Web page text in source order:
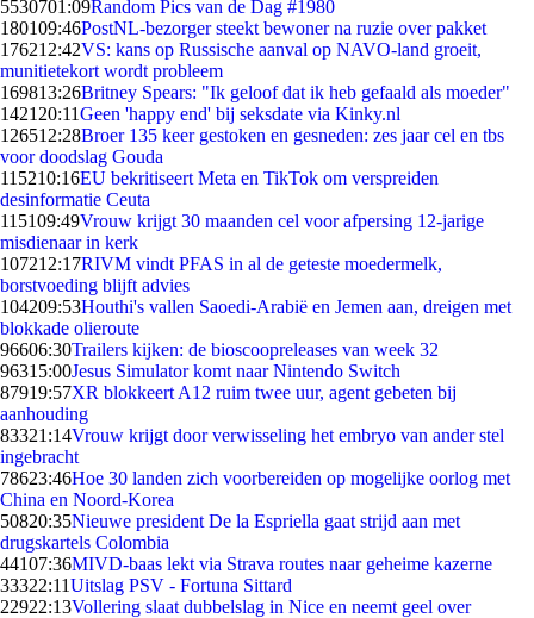
5530701:09Random Pics van de Dag #1980
180109:46PostNL-bezorger steekt bewoner na ruzie over pakket
176212:42VS: kans op Russische aanval op NAVO-land groeit,
munitietekort wordt probleem
169813:26Britney Spears: "Ik geloof dat ik heb gefaald als moeder"
1421 20:11Geen 'happy end' bij seksdate via Kinky.nl
126512:28Broer 135 keer gestoken en gesneden: zes jaar cel en tbs
voor doodslag Gouda
115210:16EU bekritiseert Meta en TikTok om verspreiden
desinformatie Ceuta
115109:49Vrouw krijgt 30 maanden cel voor afpersing 12-jarige
misdienaar in kerk
107212:17RIVM vindt PFAS in al de geteste moedermelk,
borstvoeding blijft advies
104209:53Houthi's vallen Saoedi-Arabië en Jemen aan, dreigen met
blokkade olieroute
96606:30Trailers kijken: de bioscoopreleases van week 32
96315:00Jesus Simulator komt naar Nintendo Switch
87919:57XR blokkeert A12 ruim twee uur, agent gebeten bij
aanhouding
83321:14Vrouw krijgt door verwisseling het embryo van ander stel
ingebracht
78623:46Hoe 30 landen zich voorbereiden op mogelijke oorlog met
China en Noord-Korea
50820:35Nieuwe president De la Espriella gaat strijd aan met
drugskartels Colombia
44107:36MIVD-baas lekt via Strava routes naar geheime kazerne
33322:11Uitslag PSV - Fortuna Sittard
22922:13Vollering slaat dubbelslag in Nice en neemt geel over